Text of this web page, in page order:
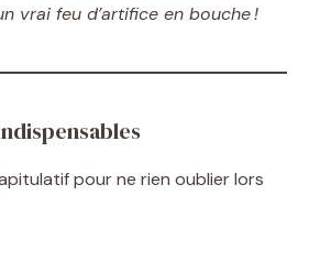
vrai feu d’artifice en bouche !
pour ne rien oublier lors